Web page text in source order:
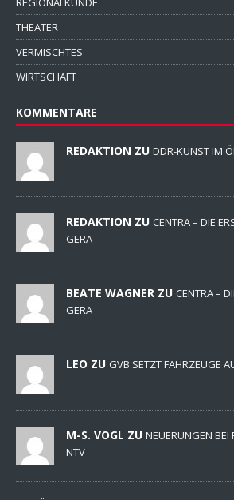
THEATER
VERMISCHTES
WIRTSCHAFT
KOMMENTARE
REDAKTION ZU DDR-KUNST IM
REDAKTION ZU CENTRA – DIE
GERA
BEATE WAGNER ZU CENTRA –
GERA
LEO ZU GVB SETZT FAHRZEUGE
M-S. VOGL ZU NEUERUNGEN BEI
NTV